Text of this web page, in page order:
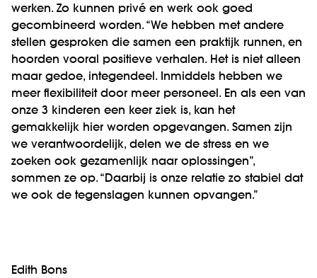
werken. Zo kunnen privé en werk ook goed
gecombineerd worden. “We hebben met andere
stellen gesproken die samen een praktijk runnen, en
hoorden vooral positieve verhalen. Het is niet alleen
maar gedoe, integendeel. Inmiddels hebben we
meer flexibiliteit door meer personeel. En als een van
onze 3 kinderen een keer ziek is, kan het
gemakkelijk hier worden opgevangen. Samen zijn
we verantwoordelijk, delen we de stress en we
zoeken ook gezamenlijk naar oplossingen”,
sommen ze op. “Daarbij is onze relatie zo stabiel dat
we ook de tegenslagen kunnen opvangen.”
Edith Bons